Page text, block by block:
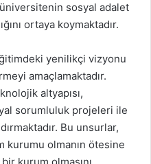
üniversitenin sosyal adalet
ortaya koymaktadır.
yenilikçi vizyonu
amaçlamaktadır.
altyapısı,
sorumluluk projeleri ile
Bu unsurlar,
olmanın ötesine